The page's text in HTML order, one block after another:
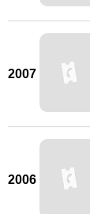
2007
2006